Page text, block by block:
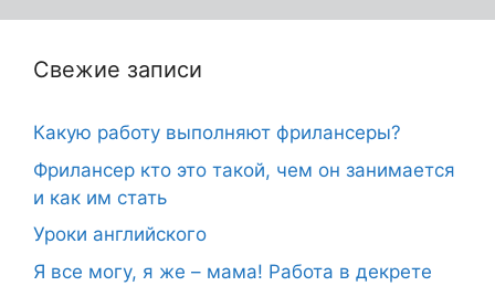
Свежие записи
Какую работу выполняют фрилансеры?
Фрилансер кто это такой, чем он занимается
и как им стать
Уроки английского
Я все могу, я же – мама! Работа в декрете